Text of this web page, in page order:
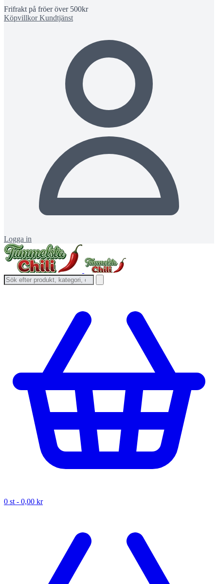
Frifrakt på fröer över 500kr
KöpvillkorKundtjänst
Logga in
0 st - 0,00 kr